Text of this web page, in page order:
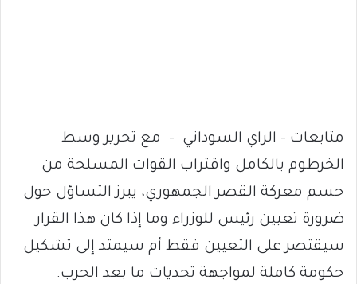
متابعات – الراي السوداني – مع تحرير وسط
الخرطوم بالكامل واقتراب القوات المسلحة من
حسم معركة القصر الجمهوري، يبرز التساؤل حول
ضرورة تعيين رئيس للوزراء وما إذا كان هذا القرار
سيقتصر على التعيين فقط أم سيمتد إلى تشكيل
حكومة كاملة لمواجهة تحديات ما بعد الحرب.